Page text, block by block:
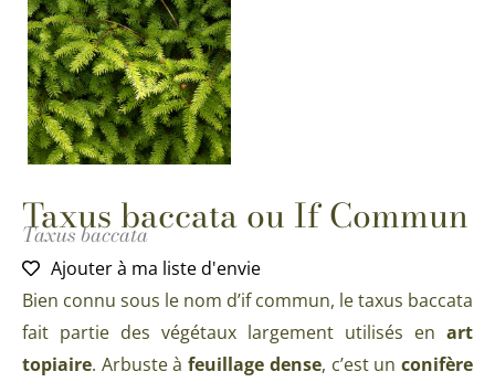
Taxus baccata ou If Commun
Taxus baccata
Ajouter à ma liste d'envie
Bien connu sous le nom d’if commun, le taxus baccata
fait partie des végétaux largement utilisés en art
topiaire. Arbuste àfeuillage dense, c’est unconifère